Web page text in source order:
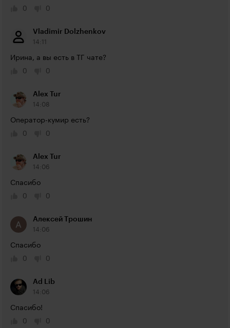
0
0
Vladimir Dolzhenkov
14:11
Ирина, а вы есть в ТГ чате?
0
0
Alex Tur
14:08
Оператор-кумир есть?
0
0
Alex Tur
14:06
Спасибо
0
0
Алексей Трошин
14:06
Спасибо
0
0
Ad Lib
14:06
Спасибо!
0
0